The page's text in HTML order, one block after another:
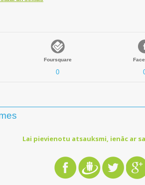
Foursquare
0
Lai pievienotu atsauksmi, ienāc ar